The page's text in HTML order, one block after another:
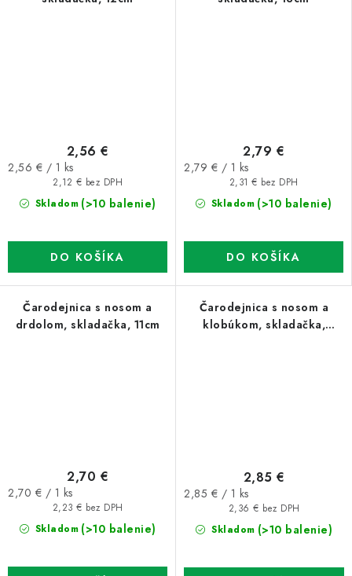
Skladom (>10 balenie)
2,12 € bez DPH
2,56 €
Jednotková
2,56 € / 1 ks
DO KOŠÍKA
Skladom (>10 balenie)
2,31 € bez DPH
2,79 €
Jednotková
2,79 € / 1 ks
DO KOŠÍKA
Čarodejnica s nosom a
drdolom, skladačka, 11cm
Skladom (>10 balenie)
2,23 € bez DPH
2,70 €
Jednotková
2,70 € / 1 ks
Čarodejnica s nosom a
klobúkom, skladačka,
Skladom (>10 balenie)
2,36 € bez DPH
2,85 €
Jednotková
2,85 € / 1 ks